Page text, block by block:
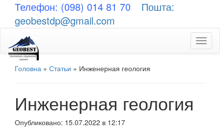
Телефон: (098) 014 81 70
Пошта:
geobestdp@gmail.com
Головна » Статьи » Инженерная геология
Инженерная геология
Опубликовано: 15.07.2022 в 12:17